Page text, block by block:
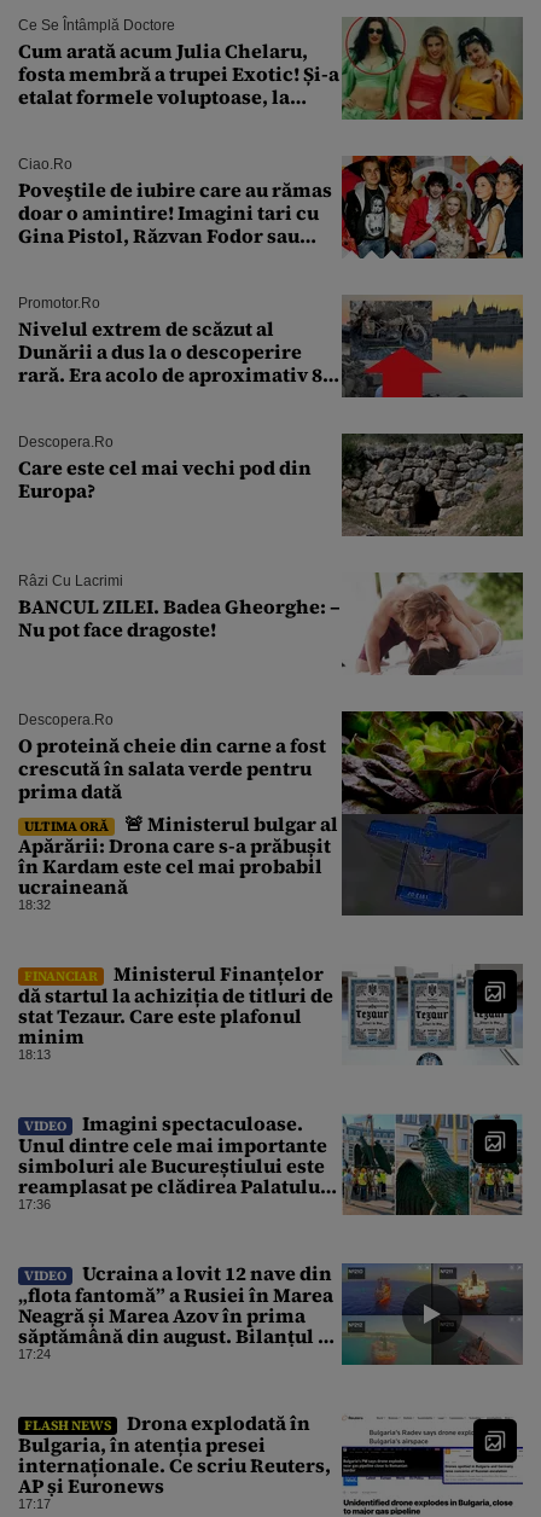
Ce Se Întâmplă Doctore
Cum arată acum Julia Chelaru,
fosta membră a trupei Exotic! Și-a
etalat formele voluptoase, la
Ciao.ro
Poveştile de iubire care au rămas
doar o amintire! Imagini tari cu
Gina Pistol, Răzvan Fodor sau
Promotor.ro
Nivelul extrem de scăzut al
Dunării a dus la o descoperire
rară. Era acolo de aproximativ 80
Descopera.ro
Care este cel mai vechi pod din
Europa?
Râzi Cu Lacrimi
BANCUL ZILEI. Badea Gheorghe: –
Nu pot face dragoste!
Descopera.ro
O proteină cheie din carne a fost
crescută în salata verde pentru
prima dată
ULTIMA ORĂ
🚨 Ministerul bulgar al
Apărării: Drona care s-a prăbușit
în Kardam este cel mai probabil
ucraineană
18:32
FINANCIAR
Ministerul Finanțelor
dă startul la achiziția de titluri de
stat Tezaur. Care este plafonul
minim
18:13
VIDEO
Imagini spectaculoase.
Unul dintre cele mai importante
simboluri ale Bucureștiului este
reamplasat pe clădirea Palatului
Universității
17:36
VIDEO
Ucraina a lovit 12 nave din
„flota fantomă” a Rusiei în Marea
Neagră și Marea Azov în prima
săptămână din august. Bilanțul a
ajuns la 218
17:24
FLASH NEWS
Drona explodată în
Bulgaria, în atenția presei
internaționale. Ce scriu Reuters,
AP și Euronews
17:17